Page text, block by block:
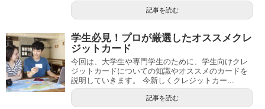
記事を読む
学生必見！プロが厳選したオススメクレ
ジットカード
今回は、大学生や専門学生のために、学生向けクレ
ジットカードについての知識やオススメのカードを
説明していきます。 今新しくクレジットカー...
記事を読む